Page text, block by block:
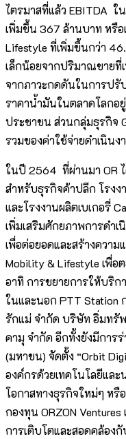
ไตรมาสที่แล้ว EBITDA
เพิ่มขึ้น 367 ล้านบาท หรื
Lifestyle ที่เพิ่มขึ้นกว่า
เล็กน้อยจากปริมาณขายที่
จากภาวะกดดันในการปรั
ราคาน้ำมันในตลาดโลกอ
ประชาชน ส่วนกลุ่มธุรกิจ
รวมของค่าใช้จ่ายดำเนิน
ในปี 2564 ที่ผ่านมา OR
สำหรับธุรกิจค้าปลีก โรงง
และโรงงานผลิตเบเกอรี่
เพิ่มเสริมศักยภาพการดำ
เพื่อต่อยอดและสร้างควา
Mobility & Lifestyle เพื่อ
อาทิ การขยายการให้บริก
ในและนอก PTT Station
รักแม่ จำกัด บริษัท อิ่มทรั
คามุ จำกัด อีกทั้งยังมีกา
(มหาชน) จัดตั้ง “Orbit
องค์กรด้วยเทคโนโลยีแล
โอกาสทางธุรกิจใหม่ๆ หรื
กองทุน ORZON
การเติบโตและสอดคล้อง